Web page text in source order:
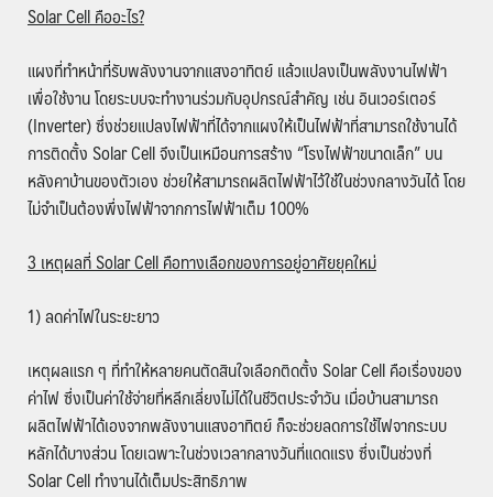
Solar Cellคืออะไร?
แผงที่ทำหน้าที่รับพลังงานจากแสงอาทิตย์ แล้วแปลงเป็นพลังงานไฟฟ้า
เพื่อใช้งาน โดยระบบจะทำงานร่วมกับอุปกรณ์สำคัญ เช่น อินเวอร์เตอร์
(Inverter) ซึ่งช่วยแปลงไฟฟ้าที่ได้จากแผงให้เป็นไฟฟ้าที่สามารถใช้งานได้
การติดตั้ง Solar Cell จึงเป็นเหมือนการสร้าง “โรงไฟฟ้าขนาดเล็ก” บน
หลังคาบ้านของตัวเอง ช่วยให้สามารถผลิตไฟฟ้าไว้ใช้ในช่วงกลางวันได้ โดย
ไม่จำเป็นต้องพึ่งไฟฟ้าจากการไฟฟ้าเต็ม 100%
3 เหตุผลที่Solar Cellคือทางเลือกของการอยู่อาศัยยุคใหม่
1) ลดค่าไฟในระยะยาว
เหตุผลแรก ๆ ที่ทำให้หลายคนตัดสินใจเลือกติดตั้ง Solar Cell คือเรื่องของ
ค่าไฟ ซึ่งเป็นค่าใช้จ่ายที่หลีกเลี่ยงไม่ได้ในชีวิตประจำวัน เมื่อบ้านสามารถ
ผลิตไฟฟ้าได้เองจากพลังงานแสงอาทิตย์ ก็จะช่วยลดการใช้ไฟจากระบบ
หลักได้บางส่วน โดยเฉพาะในช่วงเวลากลางวันที่แดดแรง ซึ่งเป็นช่วงที่
Solar Cell ทำงานได้เต็มประสิทธิภาพ